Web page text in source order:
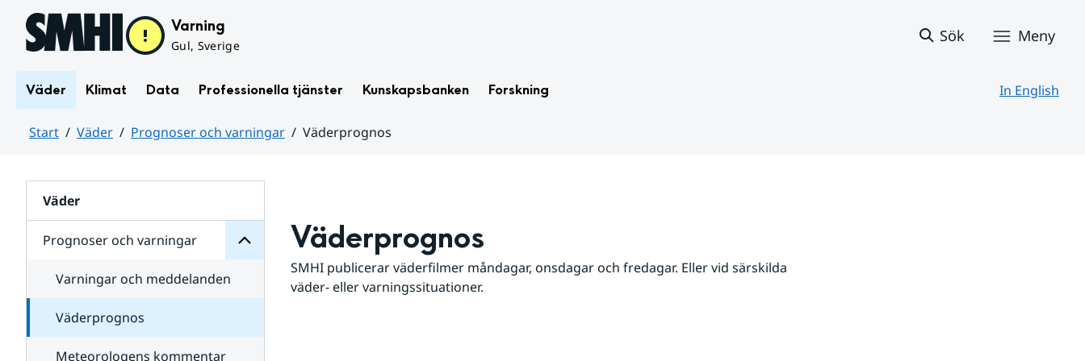
Hoppa till sidans innehåll Varning
Gul, Sverige
Sök Meny
Väder Klimat Data Professionella tjänster Kunskapsbanken Forskning In English
Start Väder Prognoser och varningar
Väderprognos
Väder
Prognoser och varningar
för
varningar
Varningar och meddelanden
Väderprognos
Meteorologens kommentar
Väderprognos
SMHI publicerar väderfilmer måndagar, onsdagar och fredagar. Eller vid särskilda
väder- eller varningssituationer.